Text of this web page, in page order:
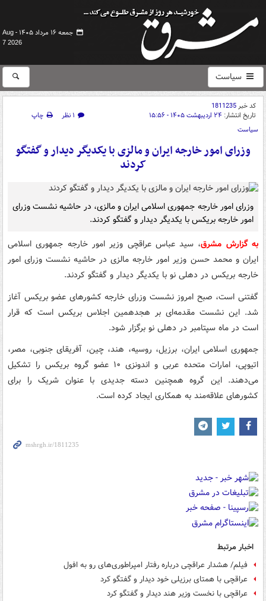
جمعه ۱۶ مرداد ۱۴۰۵ -
Aug
7 2026
سیاست
کد خبر1811235
تاریخ انتشار: ۲۴ اردیبهشت ۱۴۰۵ - ۱۵:۵۶ ۱ نظر
چاپ
سیاست
وزرای امور خارجه ایران و مالزی با یکدیگر دیدار و گفتگو
کردند
وزرای امور خارجه جمهوری اسلامی ایران و مالزی، در حاشیه نشست وزرای
امور خارجه بریکس با یکدیگر دیدار و گفتگو کردند.
به گزارش مشرق، سید عباس عراقچی وزیر امور خارجه جمهوری اسلامی
ایران و محمد حسن وزیر امور خارجه مالزی در حاشیه نشست وزرای امور
خارجه بریکس در دهلی نو با یکدیگر دیدار و گفتگو کردند.
گفتنی است، صبح امروز نشست وزرای خارجه کشورهای عضو بریکس آغاز
شد. این نشست مقدمه‌ای بر هجدهمین اجلاس بریکس است که قرار
است در ماه سپتامبر در دهلی نو برگزار شود.
جمهوری اسلامی ایران،‌ برزیل، روسیه، هند، چین، آفریقای جنوبی، مصر،
اتیوپی، امارات متحده عربی و اندونزی ۱۰ عضو گروه بریکس را تشکیل
می‌دهند. این گروه همچنین دسته جدیدی با عنوان شریک را برای
کشورهای علاقه‌مند به همکاری ایجاد کرده است.
اخبار مرتبط
فیلم/ هشدار عراقچی درباره رفتار امپراطوری‌های رو به افول
عراقچی با همتای برزیلی خود دیدار و گفتگو کرد
عراقچی با نخست وزیر هند دیدار و گفتگو کرد